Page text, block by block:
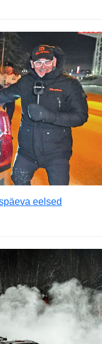
eelsed